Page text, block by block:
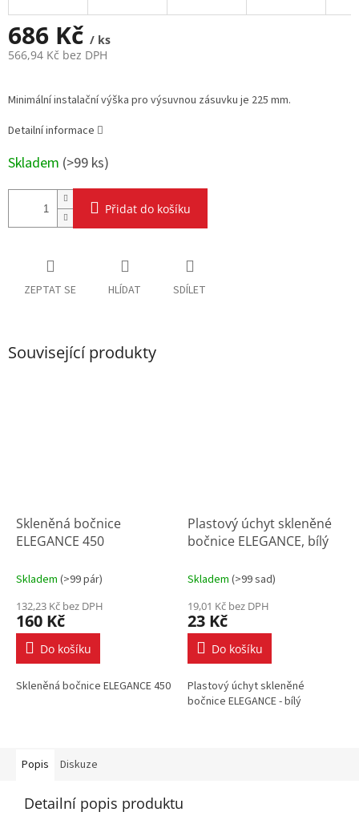
686 Kč / ks
566,94 Kč bez DPH
cena:
Minimální instalační výška pro výsuvnou zásuvku je 225 mm.
Detailní informace
Skladem (>99 ks)
Přidat do košíku
ZEPTAT SE HLÍDAT SDÍLET
Související produkty
Skleněná bočnice
ELEGANCE 450
Skladem (>99 pár)
132,23 Kč bez DPH
160 Kč
Do košíku
Skleněná bočnice ELEGANCE 450
Plastový úchyt skleněné
bočnice ELEGANCE, bílý
Skladem (>99 sad)
19,01 Kč bez DPH
23 Kč
Do košíku
Plastový úchyt skleněné
bočnice ELEGANCE - bílý
Popis Diskuze
Detailní popis produktu